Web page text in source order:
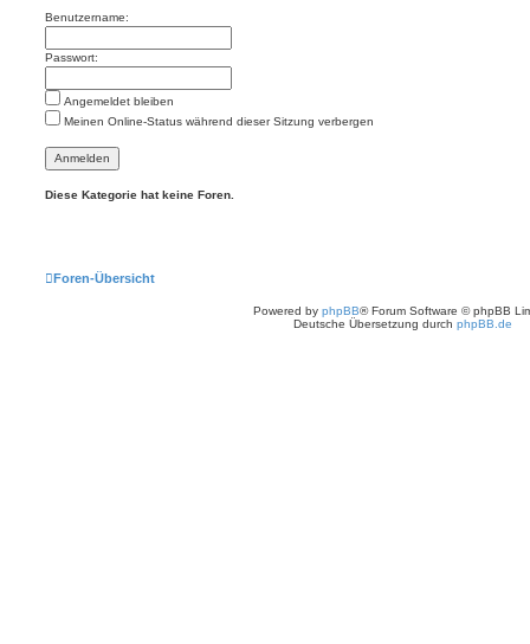
Benutzername:
Passwort:
Angemeldet bleiben
Meinen Online-Status während dieser Sitzung verbergen
Diese Kategorie hat keine Foren.
Foren-Übersicht
Powered by phpBB® Forum Software © phpBB
Deutsche Übersetzung durch phpBB.de